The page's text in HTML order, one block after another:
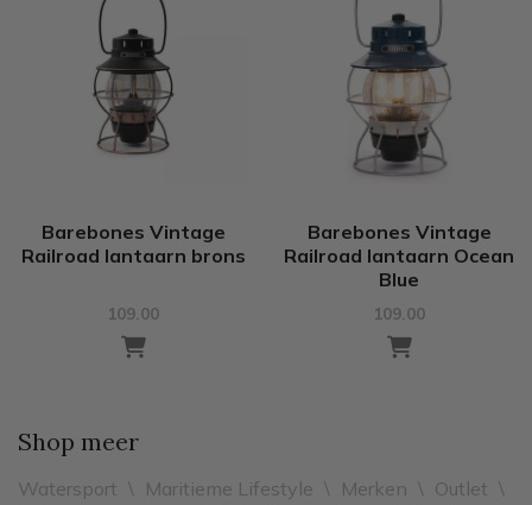
Barebones Vintage
Railroad lantaarn brons
109.00
Barebones Vintage
Railroad lantaarn Ocean
Blue
109.00
Shop meer
Watersport \ Maritieme Lifestyle \ Merken \ Outlet \